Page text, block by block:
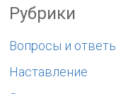
Рубрики
Вопросы и
Наставление